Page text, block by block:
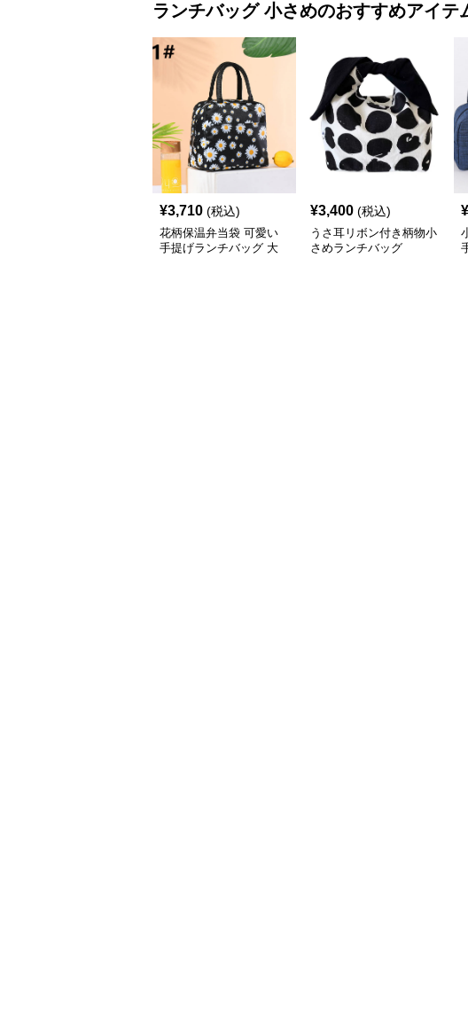
ランチバッグ 小さめのおすすめアイテ
¥3,710 (税込)
花柄保温弁当袋 可愛い
手提げランチバッグ 大
¥3,400 (税込)
うさ耳リボン付き柄物小
さめランチバッグ
¥